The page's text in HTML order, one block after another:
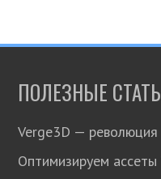
ПОЛЕЗНЫЕ
Verge3D —
Оптимизируем ассеты